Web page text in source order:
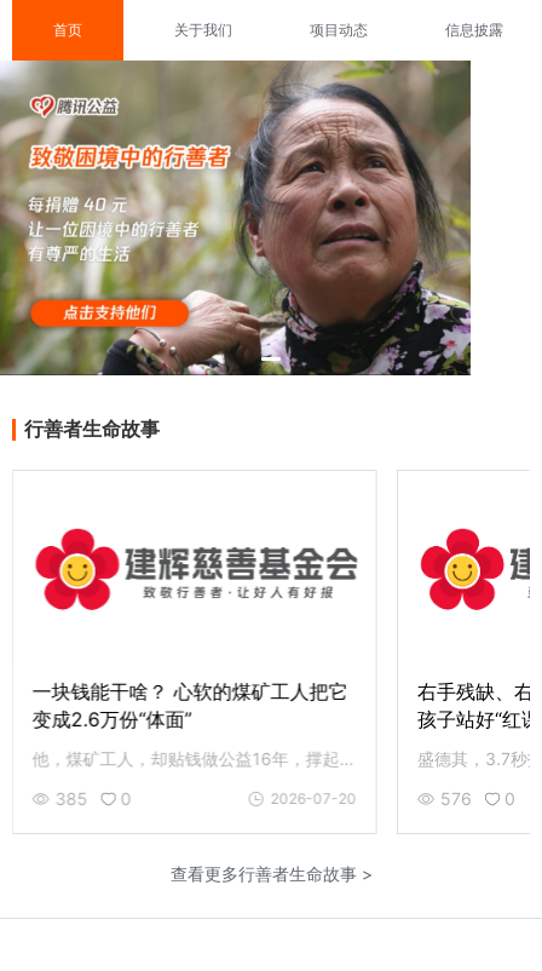
首页 关于我们 项目动态 信息披露
行善者生命故事
人把它
他，煤矿工人，却贴钱做公益16年，撑起 3.6万人次免费早餐；用一元爱心成全了2.6万人次的体面，帮 460 余颗孤寡的心过生日。致敬曹占金，愿行善的小红帽在你我手中继续传递。
07-20
右手残缺、右眼失明，他为4000多个
孩子站好“红课”这班岗
盛德其，3.7秒护民兵，体内留30余块弹片。单手魔方创新红课，累计影响超4000人次。83岁伤病缠身仍上岗志愿服务。致敬盛嗲，和先锋老党员同行，您的援手是最好回应。
2026-07-13
体
接
查看更多行善者生命故事 >